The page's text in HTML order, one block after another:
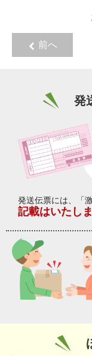
前へ
発
発送伝票には、「
記載はいたしま